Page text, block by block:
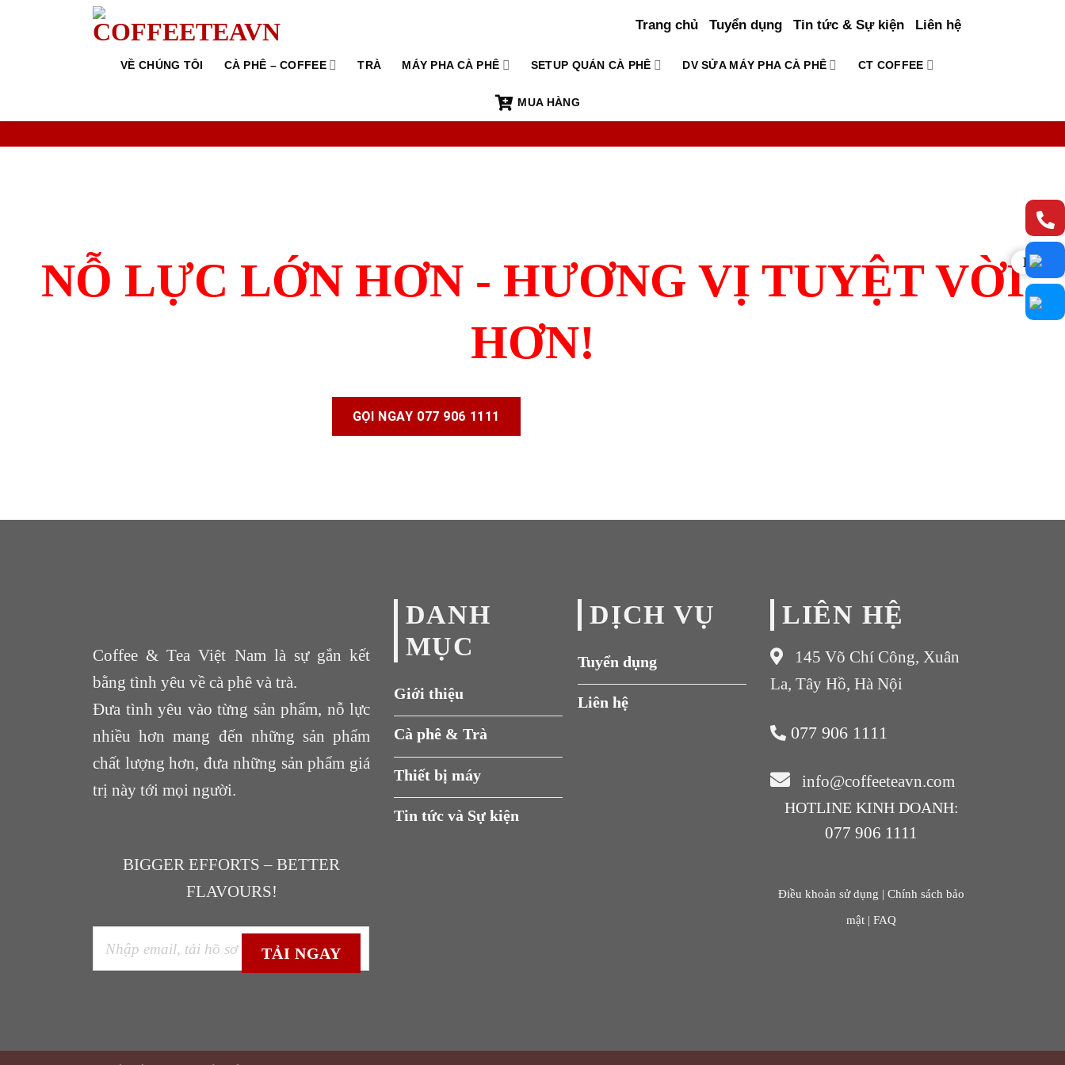
Trang chủ Tuyển dụng Tin tức & Sự kiện Liên hệ
VỀ CHÚNG TÔI CÀ PHÊ – COFFEE TRÀ MÁY PHA CÀ PHÊ SETUP QUÁN CÀ PHÊ DV SỬA MÁY PHA CÀ PHÊ CT COFFEE
MUA HÀNG
NỖ LỰC LỚN HƠN - HƯƠNG VỊ TUYỆT VỜI
HƠN!
GỌI NGAY 077 906 1111
Coffee & Tea Việt Nam là sự gắn kết
bằng tình yêu về cà phê và trà.
Đưa tình yêu vào từng sản phẩm, nỗ lực
nhiều hơn mang đến những sản phẩm
chất lượng hơn, đưa những sản phẩm giá
trị này tới mọi người.
BIGGER EFFORTS – BETTER
FLAVOURS!
DANH
MỤC
Giới thiệu
Cà phê & Trà
Thiết bị máy
Tin tức và Sự kiện
DỊCH VỤ
Tuyển dụng
Liên hệ
LIÊN HỆ
145 Võ Chí Công, Xuân
La, Tây Hồ, Hà Nội
077 906 1111
info@coffeeteavn.com
HOTLINE KINH DOANH:
077 906 1111
Điều khoản sử dụng | Chính sách bảo
mật | FAQ
Liên